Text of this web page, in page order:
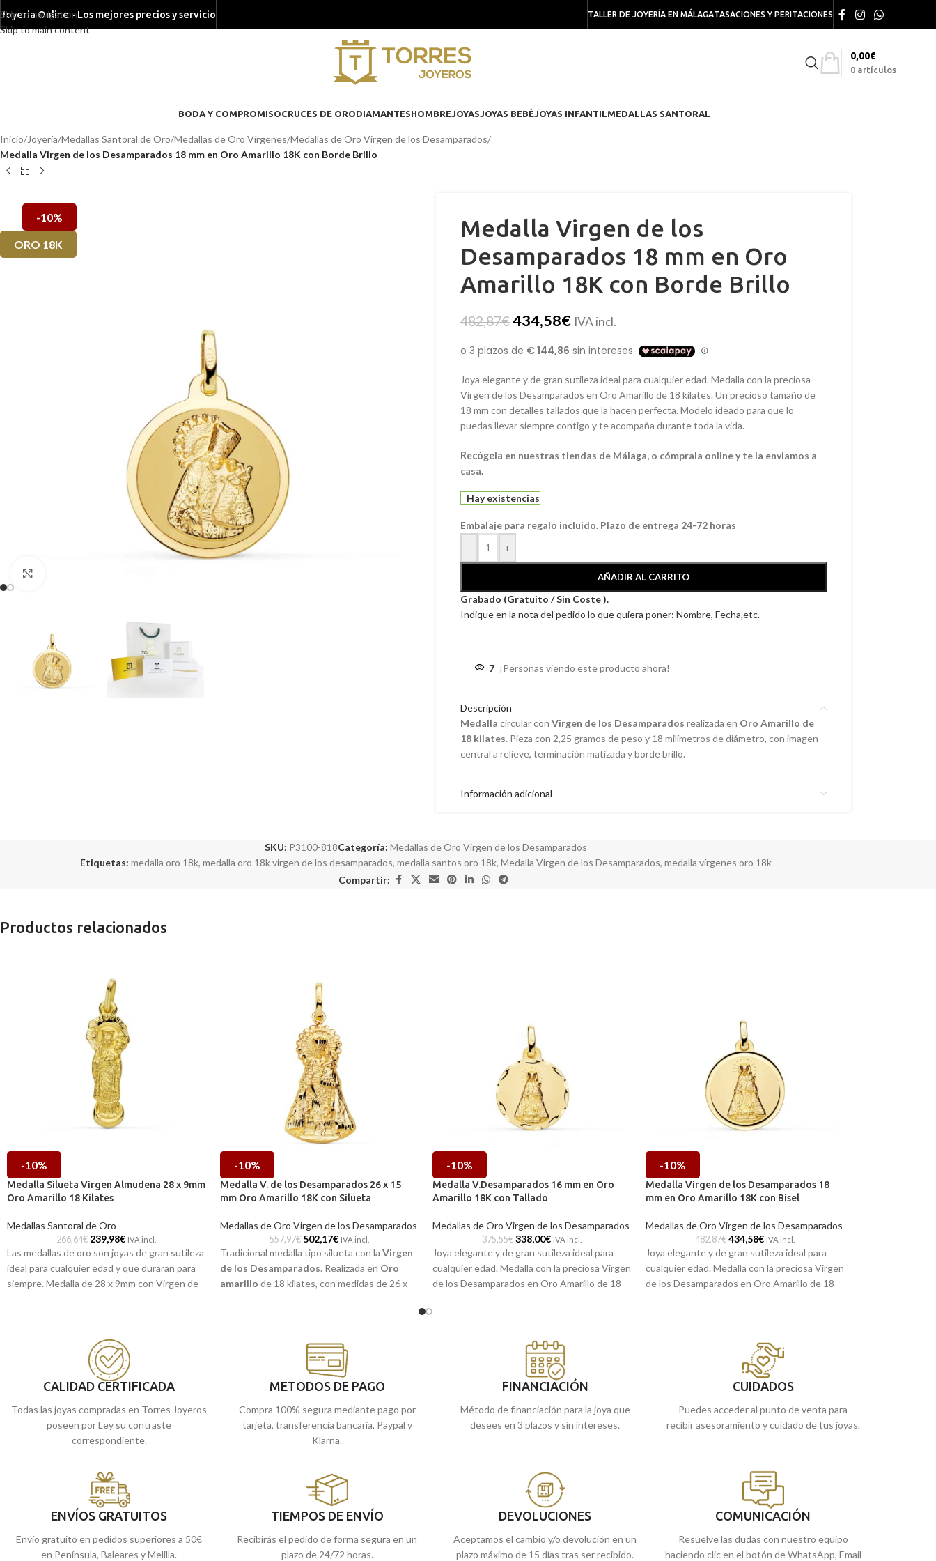
Skip to navigation
Skip to main content
Joyeria Online - Los mejores precios y servicio TALLER DE JOYERÍA EN MÁLAGATASACIONES Y PERITACIONES
0 artículos
0,00€
BODA Y COMPROMISOCRUCES DE ORODIAMANTESHOMBREJOYASJOYAS BEBÉJOYAS INFANTILMEDALLAS SANTORAL
Inicio/Joyería/Medallas Santoral de Oro/Medallas de Oro Vírgenes/Medallas de Oro Virgen de los Desamparados/
Medalla Virgen de los Desamparados 18 mm en Oro Amarillo 18K con Borde Brillo
-10%
ORO 18K
Medalla Virgen de los
Desamparados 18 mm en Oro
Amarillo 18K con Borde Brillo
482,87€434,58€ IVA incl.
Joya elegante y de gran sutileza ideal para cualquier edad. Medalla con la preciosa
Virgen de los Desamparados en Oro Amarillo de 18 kilates. Un precioso tamaño de
18 mm con detalles tallados que la hacen perfecta. Modelo ideado para que lo
puedas llevar siempre contigo y te acompaña durante toda la vida.
Recógela en nuestras tiendas de Málaga, o cómprala online y te la enviamos a
casa.
Hay existencias
Embalaje para regalo incluido. Plazo de entrega 24-72 horas
-
+
AÑADIR AL CARRITO
Grabado (Gratuito / Sin Coste ).
Indique en la nota del pedido lo que quiera poner: Nombre, Fecha,etc.
7 ¡Personas viendo este producto ahora!
Descripción
Medalla circular con Virgen de los Desamparados realizada en Oro Amarillo de
18 kilates. Pieza con 2,25 gramos de peso y 18 milímetros de diámetro, con imagen
central a relieve, terminación matizada y borde brillo.
Información adicional
SKU: P3100-818Categoría: Medallas de Oro Virgen de los Desamparados
Etiquetas: medalla oro 18k, medalla oro 18k virgen de los desamparados, medalla santos oro 18k, Medalla Virgen de los Desamparados, medalla vírgenes oro 18k
Compartir:
Productos relacionados
-10%
Medalla Silueta Virgen Almudena 28 x 9mm
Oro Amarillo 18 Kilates
Medallas Santoral de Oro
266,64€ 239,98€ IVA incl.
Las medallas de oro son joyas de gran sutileza
ideal para cualquier edad y que duraran para
siempre. Medalla de 28 x 9mm con Virgen de
en nuestras tiendas de
online y te la llevamos a casa.
-10%
Medalla V. de los Desamparados 26 x 15
mm Oro Amarillo 18K con Silueta
Medallas de Oro Virgen de los Desamparados
557,97€ 502,17€ IVA incl.
Tradicional medalla tipo silueta con la Virgen
de los Desamparados. Realizada en Oro
amarillo de 18 kilates, con medidas de 26 x
de Málaga, o si la compras online te la
-10%
Medalla V.Desamparados 16 mm en Oro
Amarillo 18K con Tallado
Medallas de Oro Virgen de los Desamparados
375,55€ 338,00€ IVA incl.
Joya elegante y de gran sutileza ideal para
cualquier edad. Medalla con la preciosa Virgen
de los Desamparados en Oro Amarillo de 18
siempre contigo y te acompaña durante toda
en nuestras tiendas de Málaga, o
-10%
Medalla Virgen de los Desamparados 18
mm en Oro Amarillo 18K con Bisel
Medallas de Oro Virgen de los Desamparados
482,87€ 434,58€ IVA incl.
Joya elegante y de gran sutileza ideal para
cualquier edad. Medalla con la preciosa Virgen
de los Desamparados en Oro Amarillo de 18
Puedes encontrarla en nuestras tiendas
de Málaga, o si la compras online te la
CALIDAD CERTIFICADA
Todas las joyas compradas en Torres Joyeros
poseen por Ley su contraste
correspondiente.
METODOS DE PAGO
Compra 100% segura mediante pago por
tarjeta, transferencia bancaria, Paypal y
Klarna.
FINANCIACIÓN
Método de financiación para la joya que
desees en 3 plazos y sin intereses.
CUIDADOS
Puedes acceder al punto de venta para
recibir asesoramiento y cuidado de tus joyas.
ENVÍOS GRATUITOS
Envío gratuito en pedidos superiores a 50€
en Península, Baleares y Melilla.
TIEMPOS DE ENVÍO
Recibirás el pedido de forma segura en un
plazo de 24/72 horas.
DEVOLUCIONES
Aceptamos el cambio y/o devolución en un
plazo máximo de 15 días tras ser recibido.
COMUNICACIÓN
Resuelve las dudas con nuestro equipo
haciendo clic en el botón de WhatsApp, Email